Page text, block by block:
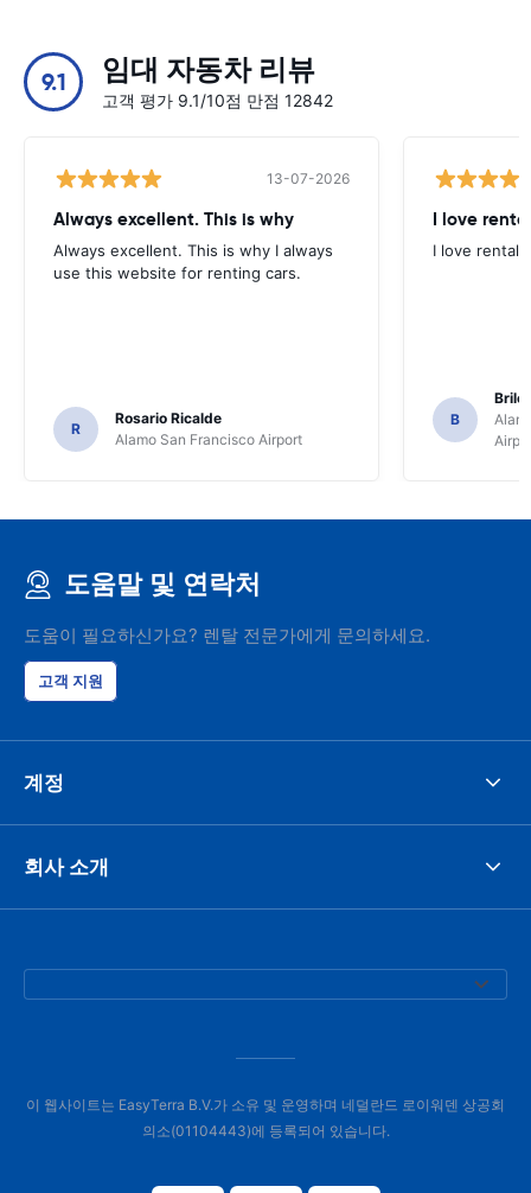
9.1 임대 자동차 리뷰
고객 평가 9.1/10점 만점 12842
13-07-2026
Always excellent. This is why
Always excellent. This is why I always
use this website for renting cars.
R
Rosario Ricalde
Alamo San Francisco Airport
I love
I love rental
B
도움말 및 연락처
도움이 필요하신가요? 렌탈 전문가에게 문의하세요.
고객 지원
계정
회사 소개
이 웹사이트는 EasyTerra B.V.가 소유 및 운영하며 네덜란드 로이워덴 상공회
의소(01104443)에 등록되어 있습니다.